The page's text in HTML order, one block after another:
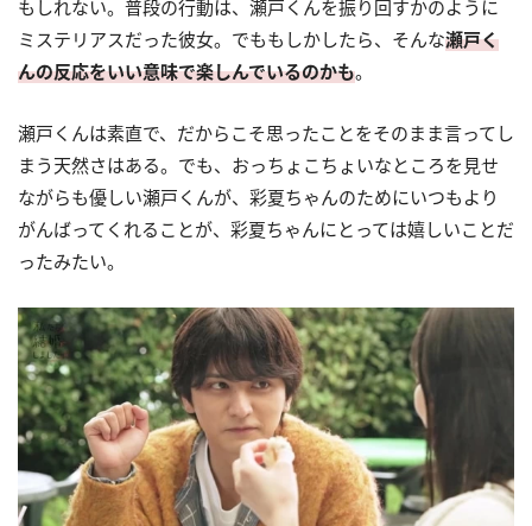
もしれない。普段の行動は、瀬戸くんを振り回すかのように
ミステリアスだった彼女。でももしかしたら、そんな瀬戸く
んの反応をいい意味で楽しんでいるのかも。
瀬戸くんは素直で、だからこそ思ったことをそのまま言ってし
まう天然さはある。でも、おっちょこちょいなところを見せ
ながらも優しい瀬戸くんが、彩夏ちゃんのためにいつもより
がんばってくれることが、彩夏ちゃんにとっては嬉しいことだ
ったみたい。